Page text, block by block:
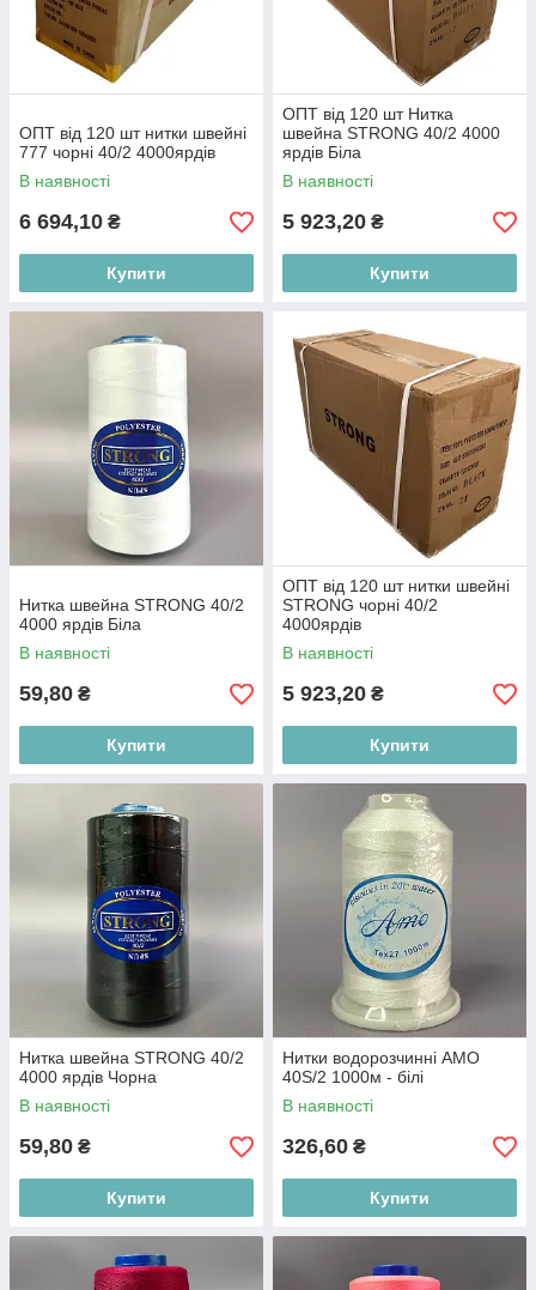
ОПТ від 120 шт нитки швейні
777 чорні 40/2 4000ярдів
В наявності
6 694,10 ₴
Купити
ОПТ від 120 шт Нитка
швейна STRONG 40/2 4000
ярдів Біла
В наявності
5 923,20 ₴
Купити
Нитка швейна STRONG 40/2
4000 ярдів Біла
В наявності
59,80 ₴
Купити
ОПТ від 120 шт нитки швейні
STRONG чорні 40/2
4000ярдів
В наявності
5 923,20 ₴
Купити
Нитка швейна STRONG 40/2
4000 ярдів Чорна
В наявності
59,80 ₴
Купити
Нитки водорозчинні AMO
40S/2 1000м - білі
В наявності
326,60 ₴
Купити